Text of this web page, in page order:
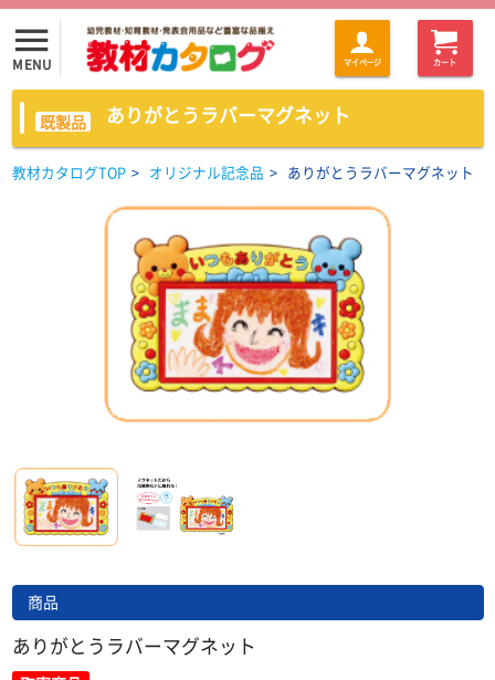
menu
MENU マイページ カート
既製品 ありがとうラバーマグネット
教材カタログTOP > オリジナル記念品 > ありがとうラバーマグネット
商品
ありがとうラバーマグネット